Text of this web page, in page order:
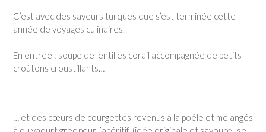
C’est avec des saveurs turques que s’est terminée cette
année de voyages culinaires.
En entrée : soupe de lentilles corail accompagnée de petits
croûtons croustillants…
… et des cœurs de courgettes revenus à la poêle et mélangés